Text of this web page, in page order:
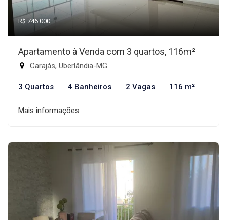
R$ 746.000
Apartamento à Venda com 3 quartos, 116m²
Carajás, Uberlândia-MG
3 Quartos 4 Banheiros 2 Vagas 116 m²
Mais informações